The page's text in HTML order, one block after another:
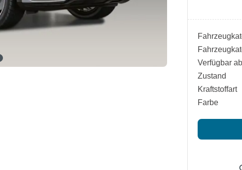
Verfügbar ab
Zustand
Kraftstoffart
Farbe